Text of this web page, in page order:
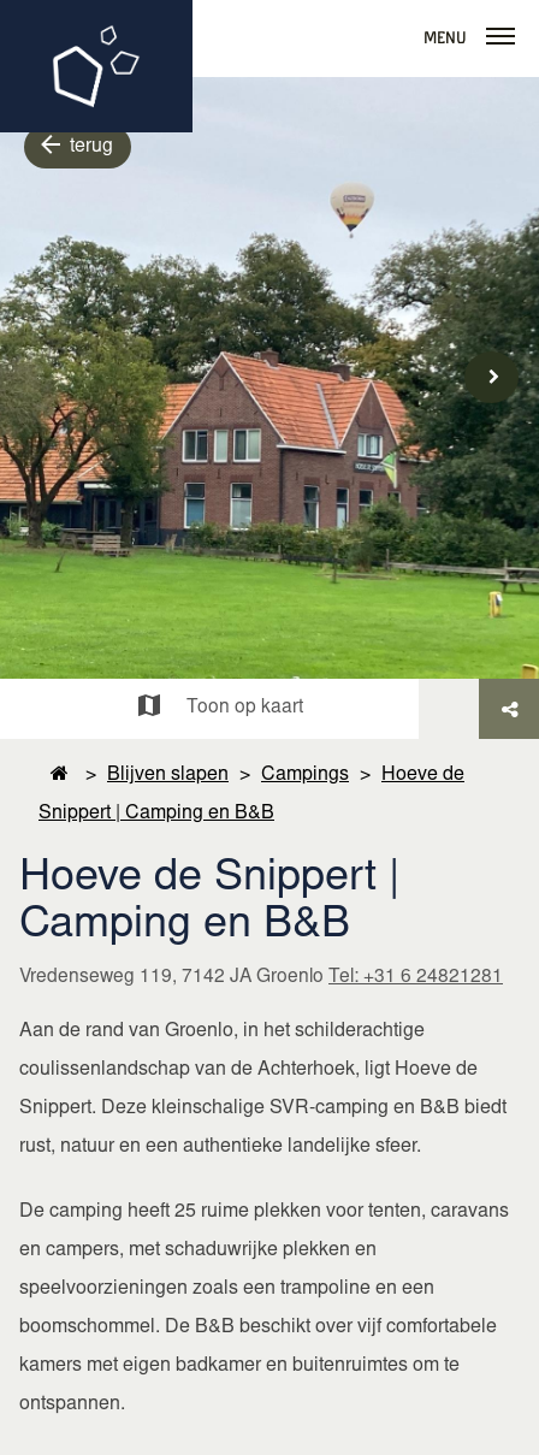
Menu
terug
> Blijven slapen > Campings >
Hoeve de
Snippert | Camping en B&B
Hoeve de Snippert |
Camping en B&B
Vredenseweg 119, 7142 JA Groenlo Tel: +31 6 24821281
Toon op kaart
Aan de rand van Groenlo, in het schilderachtige
coulissenlandschap van de Achterhoek, ligt Hoeve de
Snippert. Deze kleinschalige SVR-camping en B&B biedt
rust, natuur en een authentieke landelijke sfeer.
De camping heeft 25 ruime plekken voor tenten, caravans
en campers, met schaduwrijke plekken en
speelvoorzieningen zoals een trampoline en een
boomschommel. De B&B beschikt over vijf comfortabele
kamers met eigen badkamer en buitenruimtes om te
ontspannen.